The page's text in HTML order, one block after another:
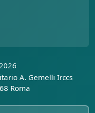
A. Gemelli Irccs
Roma